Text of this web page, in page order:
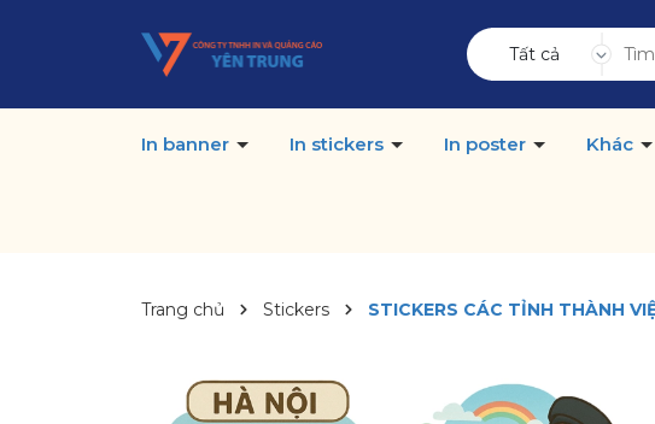
Tất cả
In banner In stickers In poster Khác
Trang chủ Stickers STICKERS CÁC TỈNH THÀNH